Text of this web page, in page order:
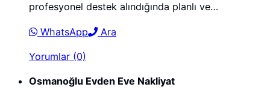
profesyonel destek alındığında planlı ve…
WhatsApp Ara
Yorumlar (0)
Osmanoğlu Evden Eve Nakliyat